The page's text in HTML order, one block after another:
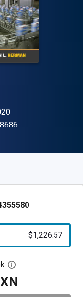
$1,226.57
Abre el cuadro de